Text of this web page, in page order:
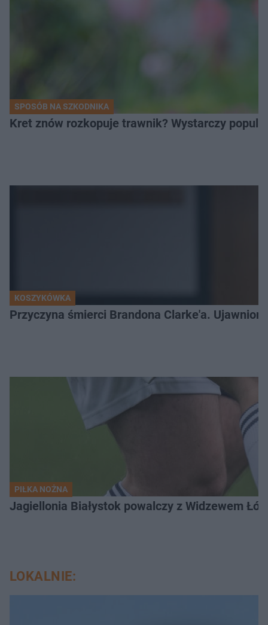
SPOSÓB NA SZKODNIKA
Kret znów rozkopuje trawnik? Wystarczy
KOSZYKÓWKA
Przyczyna śmierci Brandona Clarke'a.
PIŁKA NOŻNA
Jagiellonia Białystok powalczy z Widzewem
LOKALNIE: